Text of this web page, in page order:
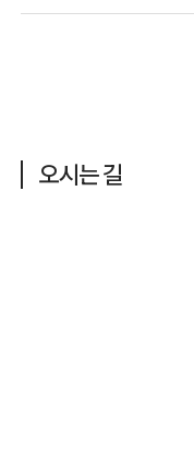
오시는 길